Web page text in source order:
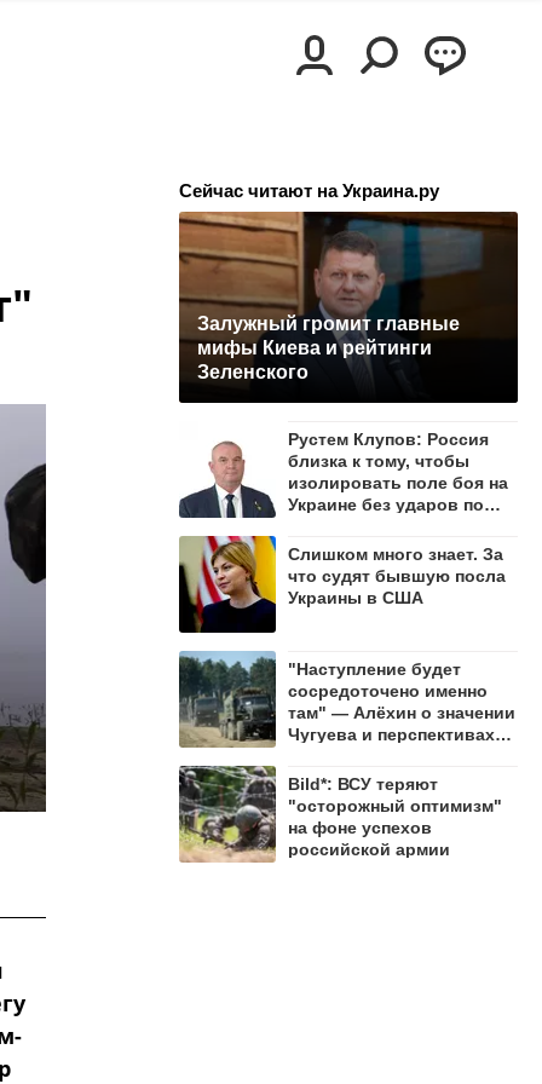
Сейчас читают на Украина.ру
Залужный громит главные
мифы Киева и рейтинги
Зеленского
Рустем Клупов: Россия
близка к тому, чтобы
изолировать поле боя на
Украине без ударов по
Слишком много знает. За
что судят бывшую посла
Украины в США
"Наступление будет
сосредоточено именно
там" — Алёхин о значении
Чугуева и перспективах
Bild*: ВСУ теряют
"осторожный оптимизм"
на фоне успехов
российской армии